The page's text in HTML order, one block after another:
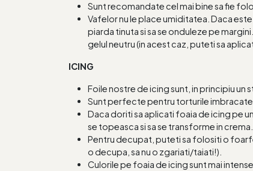
Sunt recomandate cel mai bine sa fie
Vafelor nu le place umiditatea. Daca
piarda tinuta si sa se onduleze pe
gelul neutru (in acest caz, puteti sa
ICING
Foile nostre de icing sunt, in principiu un
Sunt perfecte pentru torturile imbracate
Daca doriti sa aplicati foaia de icing pe
se topeasca si sa se transforme in crema.
Pentru decupat, puteti sa folositi o
o decupa, sa nu o zgariati/taiati!).
Culorile pe foaia de icing sunt mai